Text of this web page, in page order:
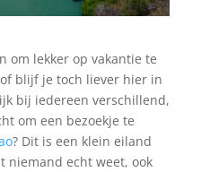
om lekker op vakantie te
blijf je toch liever hier in
bij iedereen verschillend,
om een bezoekje te
? Dit is een klein eiland
niemand echt weet, ook